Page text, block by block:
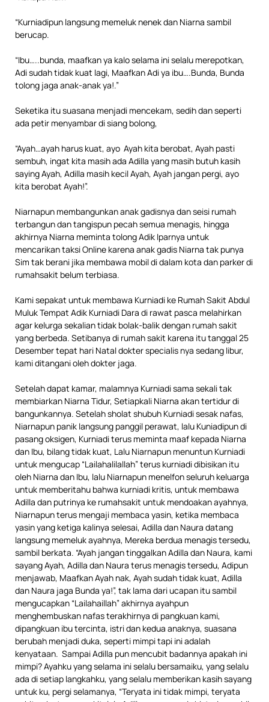
“Kurniadipun langsung memeluk nenek dan Niarna sambil
berucap.
“Ibu…..bunda, maafkan ya kalo selama ini selalu merepotkan,
Adi sudah tidak kuat lagi, Maafkan Adi ya ibu….Bunda, Bunda
tolong jaga anak-anak ya!.”
Seketika itu suasana menjadi mencekam, sedih dan seperti
ada petir menyambar di siang bolong,
“Ayah…ayah harus kuat, ayo Ayah kita berobat, Ayah pasti
sembuh, ingat kita masih ada Adilla yang masih butuh kasih
saying Ayah, Adilla masih kecil Ayah, Ayah jangan pergi, ayo
kita berobat Ayah!”.
Niarnapun membangunkan anak gadisnya dan seisi rumah
terbangun dan tangispun pecah semua menagis, hingga
akhirnya Niarna meminta tolong Adik Iparnya untuk
mencarikan taksi Online karena anak gadis Niarna tak punya
Sim tak berani jika membawa mobil di dalam kota dan parker di
rumahsakit belum terbiasa.
Kami sepakat untuk membawa Kurniadi ke Rumah Sakit Abdul
Muluk Tempat Adik Kurniadi Dara di rawat pasca melahirkan
agar kelurga sekalian tidak bolak-balik dengan rumah sakit
yang berbeda. Setibanya di rumah sakit karena itu tanggal 25
Desember tepat hari Natal dokter specialis nya sedang libur,
kami ditangani oleh dokter jaga.
Setelah dapat kamar, malamnya Kurniadi sama sekali tak
membiarkan Niarna Tidur, Setiapkali Niarna akan tertidur di
bangunkannya. Setelah sholat shubuh Kurniadi sesak nafas,
Niarnapun panik langsung panggil perawat, lalu Kuniadipun di
pasang oksigen, Kurniadi terus meminta maaf kepada Niarna
dan Ibu, bilang tidak kuat, Lalu Niarnapun menuntun Kurniadi
untuk mengucap “Lailahalilallah” terus kurniadi dibisikan itu
oleh Niarna dan Ibu, lalu Niarnapun menelfon seluruh keluarga
untuk memberitahu bahwa kurniadi kritis, untuk membawa
Adilla dan putrinya ke rumahsakit untuk mendoakan ayahnya,
Niarnapun terus mengaji membaca yasin, ketika membaca
yasin yang ketiga kalinya selesai, Adilla dan Naura datang
langsung memeluk ayahnya, Mereka berdua menagis tersedu,
sambil berkata. “Ayah jangan tinggalkan Adilla dan Naura, kami
sayang Ayah, Adilla dan Naura terus menagis tersedu, Adipun
menjawab, Maafkan Ayah nak, Ayah sudah tidak kuat, Adilla
dan Naura jaga Bunda ya!”, tak lama dari ucapan itu sambil
mengucapkan “Lailahaillah” akhirnya ayahpun
menghembuskan nafas terakhirnya di pangkuan kami,
dipangkuan ibu tercinta, istri dan kedua anaknya, suasana
berubah menjadi duka, seperti mimpi tapi ini adalah
kenyataan. Sampai Adilla pun mencubit badannya apakah ini
mimpi? Ayahku yang selama ini selalu bersamaiku, yang selalu
ada di setiap langkahku, yang selalu memberikan kasih sayang
untuk ku, pergi selamanya, “Teryata ini tidak mimpi, teryata